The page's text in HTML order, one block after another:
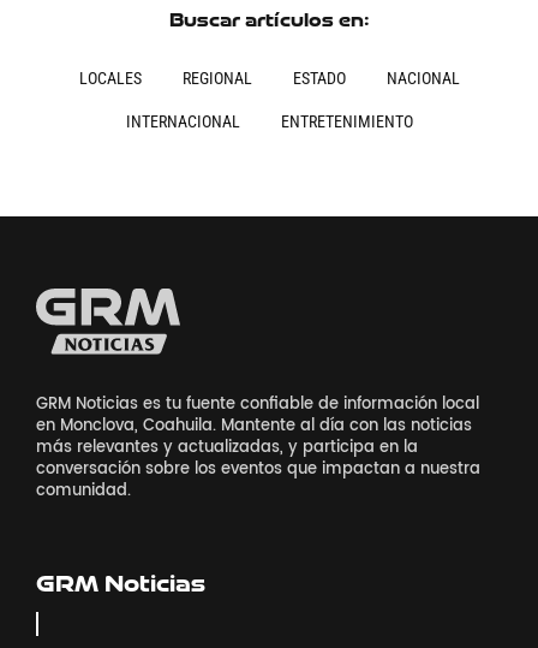
Buscar artículos en:
LOCALES REGIONAL ESTADO NACIONAL
INTERNACIONAL ENTRETENIMIENTO
GRM Noticias es tu fuente confiable de información local
en Monclova, Coahuila. Mantente al día con las noticias
más relevantes y actualizadas, y participa en la
conversación sobre los eventos que impactan a nuestra
comunidad.
GRM Noticias